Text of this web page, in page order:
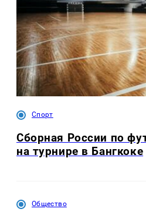
Спорт
Сборная России по
на турнире в Бангкоке
Общество